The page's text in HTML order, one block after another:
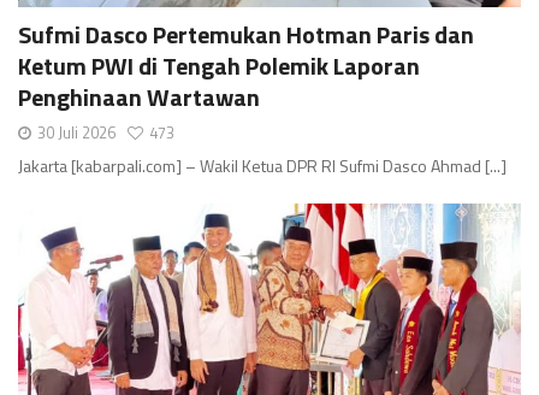
Comments
Sufmi Dasco Pertemukan Hotman Paris dan
Ketum PWI di Tengah Polemik Laporan
Penghinaan Wartawan
30 Juli 2026 473
Jakarta [kabarpali.com] – Wakil Ketua DPR RI Sufmi Dasco Ahmad [...]